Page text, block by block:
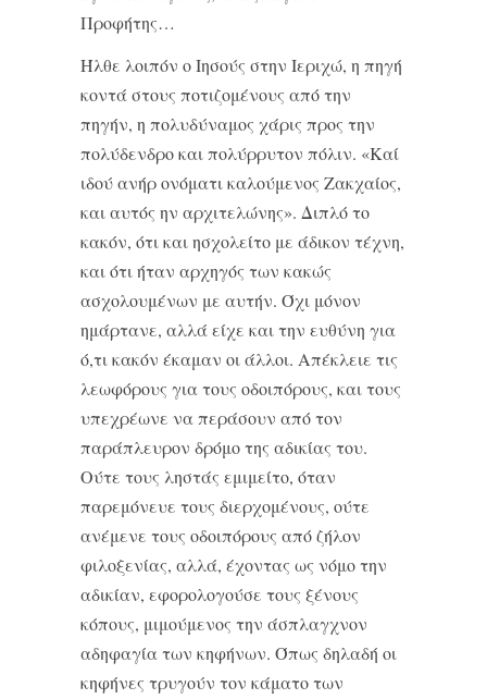
Προφήτης…
Ήλθε λοιπόν ο Ιησούς στην Ιεριχώ, η πηγή
κοντά στους ποτιζομένους από την
πηγήν, η πολυδύναμος χάρις προς την
πολύδενδρο και πολύρρυτον πόλιν. «Καί
ιδού ανήρ ονόματι καλούμενος Ζακχαίος,
και αυτός ην αρχιτελώνης». Διπλό το
κακόν, ότι και ησχολείτο με άδικον τέχνη,
και ότι ήταν αρχηγός των κακώς
ασχολουμένων με αυτήν. Όχι μόνον
ημάρτανε, αλλά είχε και την ευθύνη για
ό,τι κακόν έκαμαν οι άλλοι. Απέκλειε τις
λεωφόρους για τους οδοιπόρους, και τους
υπεχρέωνε να περάσουν από τον
παράπλευρον δρόμο της αδικίας του.
Ούτε τους ληστάς εμιμείτο, όταν
παρεμόνευε τους διερχομένους, ούτε
ανέμενε τους οδοιπόρους από ζήλον
φιλοξενίας, αλλά, έχοντας ως νόμο την
αδικίαν, εφορολογούσε τους ξένους
κόπους, μιμούμενος την άσπλαγχνον
αδηφαγία των κηφήνων. Όπως δηλαδή οι
κηφήνες τρυγούν τον κάματο των